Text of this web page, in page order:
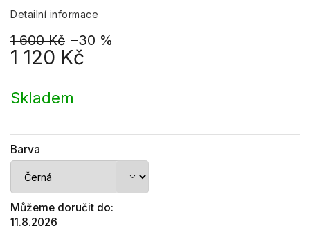
1 600 Kč –30 %
1 120 Kč
cena:
Skladem
Barva
Můžeme doručit do:
11.8.2026
Detailní informace